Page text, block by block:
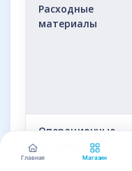
Главная Магазин
Расходные
материалы
Операционные